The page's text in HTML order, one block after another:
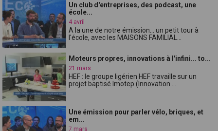
Un club d'entreprises, des podcast, une
école...
4 avril
A la une de notre émission... un petit tour à
l'école, avec les MAISONS FAMILIAL...
Moteurs propres, innovations à l'infini... to...
21 mars
HEF : le groupe ligérien HEF travaille sur un
projet baptisé Imotep (Innovation ...
Une émission pour parler vélo, briques, et
em...
7 mars